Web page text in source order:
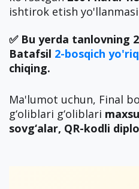
ishtirok etish
✅ Bu yerda tanlovning
Batafsil 2-bosqich
chiqing.
Ma'lumot uchun, Final
g‘oliblari g‘oliblari
sovg‘alar, QR-kodli